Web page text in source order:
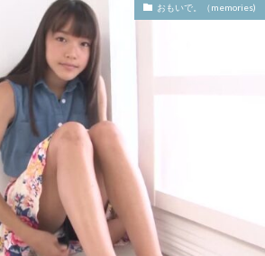
おもいで。（memories)